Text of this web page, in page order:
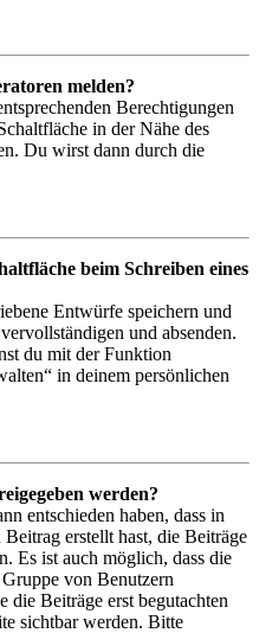
melden?
Berechtigungen
in der Nähe des
Du wirst dann durch die
beim Schreiben eines
Entwürfe speichern und
und absenden.
du mit der Funktion
in deinem persönlichen
werden?
entschieden haben, dass in
erstellt hast, die Beiträge
Es ist auch möglich, dass die
von Benutzern
die Beiträge erst begutachten
sichtbar werden. Bitte